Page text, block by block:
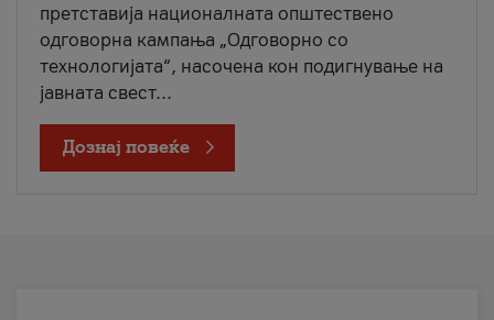
претставија националната општествено
одговорна кампања „Одговорно со
технологијата“, насочена кон подигнување на
јавната свест...
Дознај повеќе